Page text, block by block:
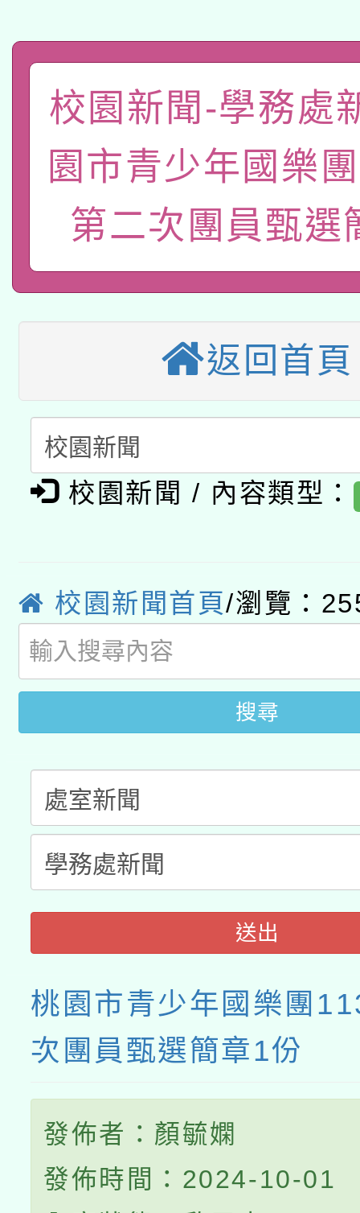
關事宜
轉知教育部國民及學前
國立臺灣師範大學辦理
年度健康促進學校輔導
業成長研習」實施計畫
函轉國家教育研究院中
原住民族教育政策研討
族教育國際趨勢與發展
新北市政府教育局辦理
師專業成長研習實施計
方素養工作坊新北場」
函轉國立臺灣師範大學
族語言臺北學習中心
「族語學習班」招生簡
轉知有關國立成功大學
年度COVID-19疫苗接
接種對象擴大為「滿6
月28日止
轉知經濟部水利署委託
業技術研究院辦理「
動」
115年8月22日(星期六
桃園市孔廟祈福系列
開 智慧啟航」
2026年桃園地景藝術
「2026桃園藝術巡演
關事宜
轉知教育部國民及學前
國立臺灣師範大學辦
業成長研習」實施計畫
函轉國家教育研究院中
族教育國際趨勢與發展
新北市政府教育局辦理
師專業成長研習實施計
方素養工作坊新北場」
族語言臺北學習中心
「族語學習班」招生簡
轉知有關國立成功大學
文教學共融平台-教案
教育部國民及學前教育
年度COVID-19疫苗接
接種之民眾」措施，延
月28日止
校園新聞-學務處
園市青少年國樂
第二次團員甄選
返回首頁
校園新聞 / 內容類型：
校園新聞首頁/瀏覽：
搜尋
送出
桃園市青少年國樂團
次團員甄選簡章1份
發佈者：顏毓嫻
發佈時間：2024-10-01